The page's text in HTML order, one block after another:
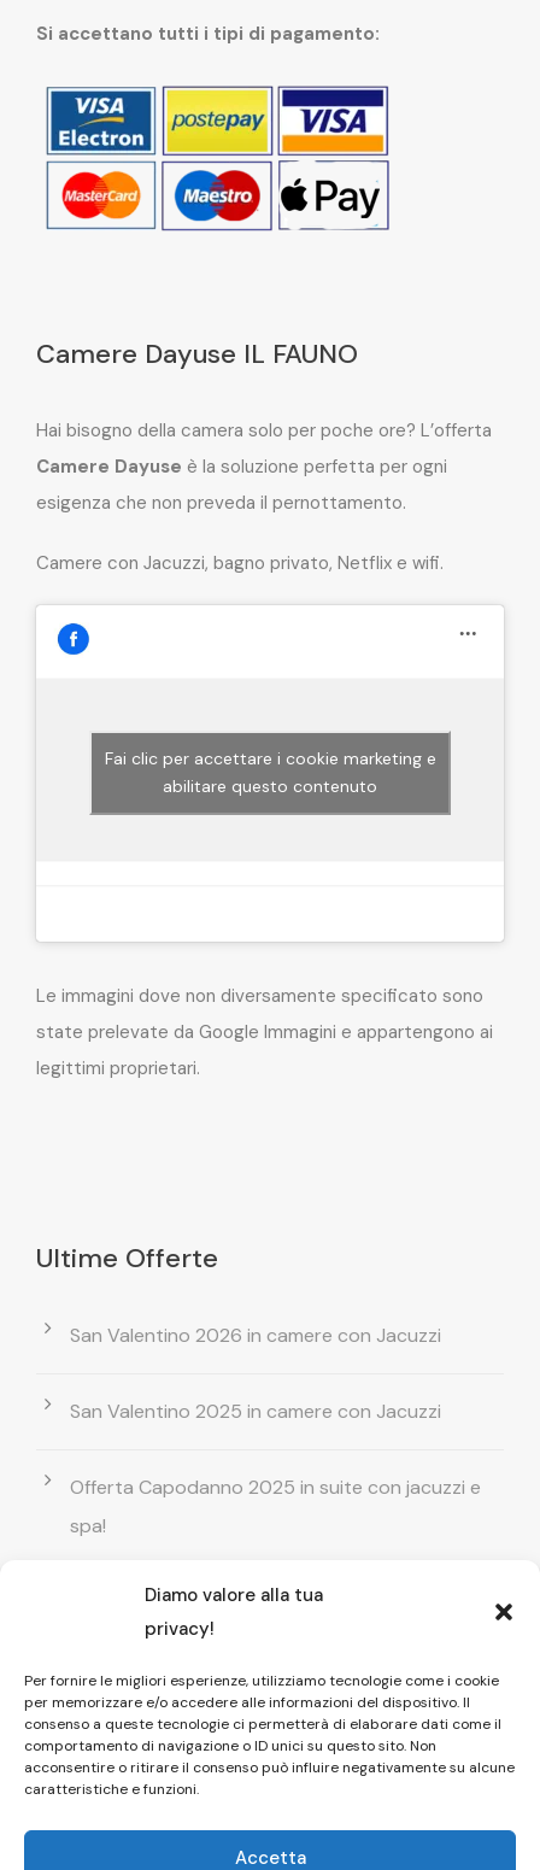
Diamo valore alla tua
privacy!
Per fornire le migliori esperienze, utilizziamo tecnologie come i cookie
per memorizzare e/o accedere alle informazioni del dispositivo. Il
consenso a queste tecnologie ci permetterà di elaborare dati come il
comportamento di navigazione o ID unici su questo sito. Non
acconsentire o ritirare il consenso può influire negativamente su alcune
caratteristiche e funzioni.
Accetta
Si accettano tutti i tipi di pagamento:
Camere Dayuse IL FAUNO
Hai bisogno della camera solo per poche ore? L’offerta
Camere Dayuse è la soluzione perfetta per ogni
esigenza che non preveda il pernottamento.
Camere con Jacuzzi, bagno privato, Netflix e wifi.
Fai clic per accettare i cookie marketing e
abilitare questo contenuto
Le immagini dove non diversamente specificato sono
state prelevate da Google Immagini e appartengono ai
legittimi proprietari.
Ultime Offerte
San Valentino 2026 in camere con Jacuzzi
San Valentino 2025 in camere con Jacuzzi
Offerta Capodanno 2025 in suite con jacuzzi e
spa!
Offerta Natale in camera con vasca
idromassaggio ! Prenota il tuo relax esclusivo
Entrata GRATUITA in Piscina esterna! Il tuo relax
di coppia